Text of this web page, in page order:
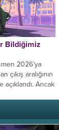
Bildiğimiz
2026’ya
çıkış aralığının
Ancak